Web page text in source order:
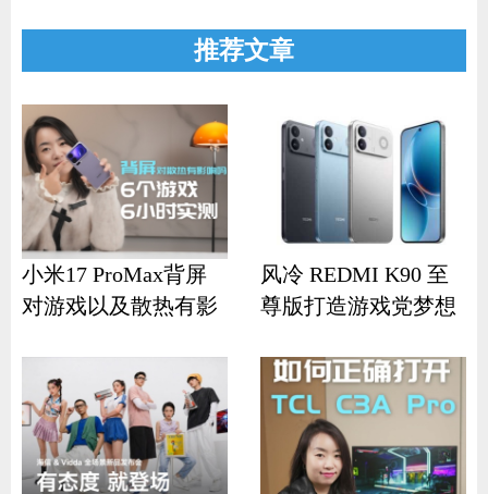
推荐文章
小米17 ProMax背屏
对游戏以及散热有影
风冷 REDMI K90 至
尊版打造游戏党梦想